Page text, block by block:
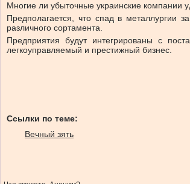
Многие ли убыточные украинские компании
Предполагается, что спад в металлургии
различного сортамента.
Предприятия будут интегрированы с
легкоуправляемый и престижный бизнес.
Ссылки по теме:
Вечный зять